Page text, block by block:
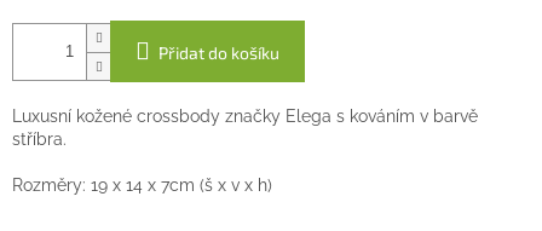
Přidat do košíku
Luxusní kožené crossbody značky Elega s kováním v barvě
stříbra.
Rozměry: 19 x 14 x 7cm (š x v x h)